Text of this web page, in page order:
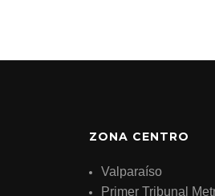
ZONA CENTRO
Valparaíso
Primer Tribunal